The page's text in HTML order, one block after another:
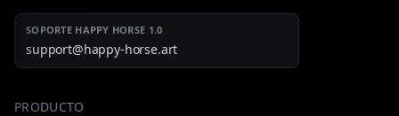
SOPORTE HAPPY HORSE 1.0
support@happy-horse.art
PRODUCTO